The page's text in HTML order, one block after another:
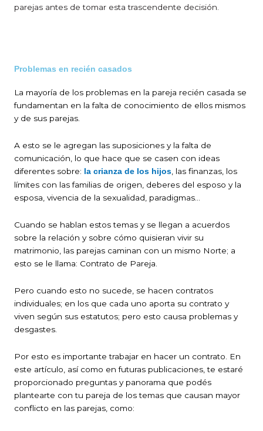
parejas antes de tomar esta trascendente decisión.
Problemas en recién casados
La mayoría de los problemas en la pareja recién casada se
fundamentan en la falta de conocimiento de ellos mismos
y de sus parejas.
A esto se le agregan las suposiciones y la falta de
comunicación, lo que hace que se casen con ideas
diferentes sobre: la crianza de los hijos, las finanzas, los
límites con las familias de origen, deberes del esposo y la
esposa, vivencia de la sexualidad, paradigmas…
Cuando se hablan estos temas y se llegan a acuerdos
sobre la relación y sobre cómo quisieran vivir su
matrimonio, las parejas caminan con un mismo Norte; a
esto se le llama: Contrato de Pareja.
Pero cuando esto no sucede, se hacen contratos
individuales; en los que cada uno aporta su contrato y
viven según sus estatutos; pero esto causa problemas y
desgastes.
Por esto es importante trabajar en hacer un contrato. En
este artículo, así como en futuras publicaciones, te estaré
proporcionado preguntas y panorama que podés
plantearte con tu pareja de los temas que causan mayor
conflicto en las parejas, como: